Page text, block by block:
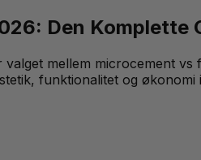
Den Komplette
mellem microcement
funktionalitet og økonomi